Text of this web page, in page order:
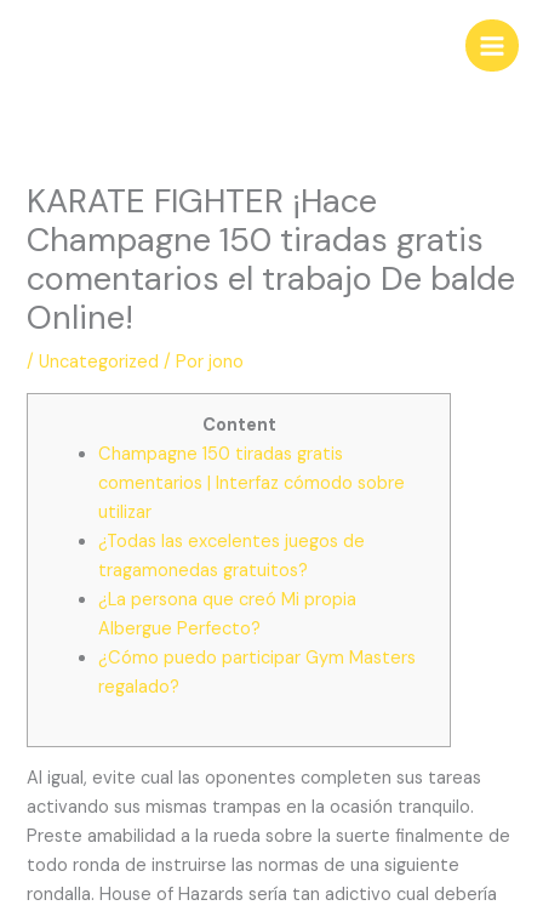
KARATE FIGHTER ¡Hace
Champagne 150 tiradas gratis
comentarios el trabajo De balde
Online!
/Uncategorized / Porjono
Content
Champagne 150 tiradas gratis
comentarios | Interfaz cómodo sobre
utilizar
¿Todas las excelentes juegos de
tragamonedas gratuitos?
¿La persona que creó Mi propia
Albergue Perfecto?
¿Cómo puedo participar Gym Masters
regalado?
Al igual, evite cual las oponentes completen sus tareas
activando sus mismas trampas en la ocasión tranquilo.
Preste amabilidad a la rueda sobre la suerte finalmente de
todo ronda de instruirse las normas de una siguiente
rondalla. House of Hazards serí­a tan adictivo cual debería